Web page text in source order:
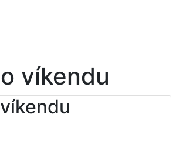
víkendu